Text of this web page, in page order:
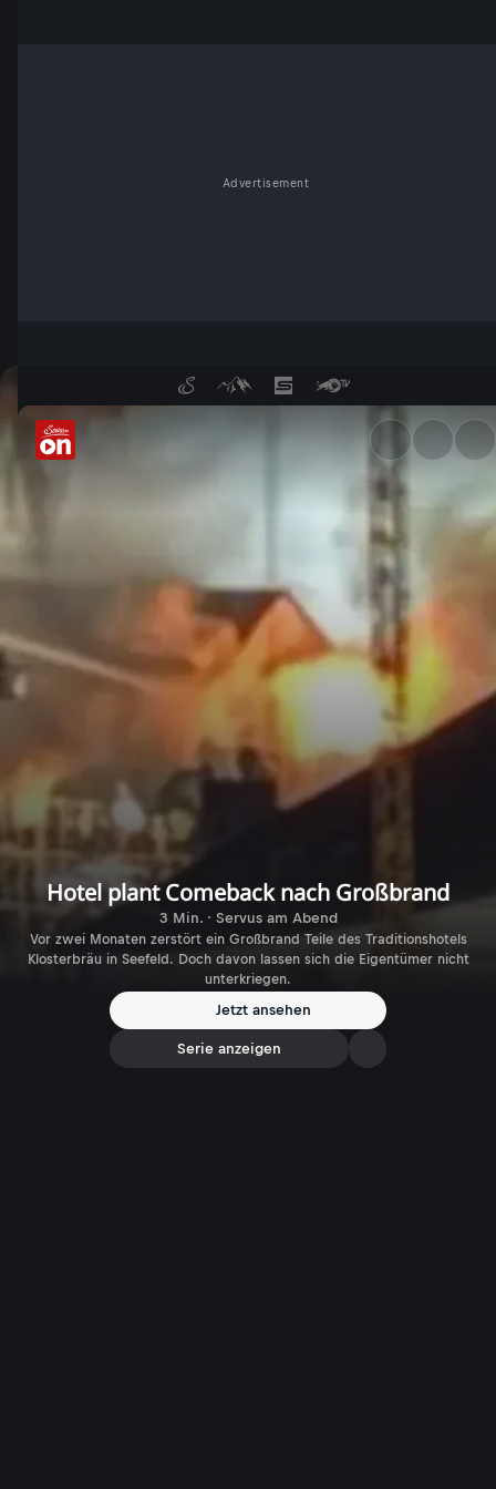
Advertisement
Hotel Klosterbräu in
Hotel plant Comeback nach Großbrand
3 Min. · Servus am Abend
Vor zwei Monaten zerstört ein Großbrand Teile des Traditionshotels
Klosterbräu in Seefeld. Doch davon lassen sich die Eigentümer nicht
unterkriegen.
Jetzt ansehen
Serie anzeigen